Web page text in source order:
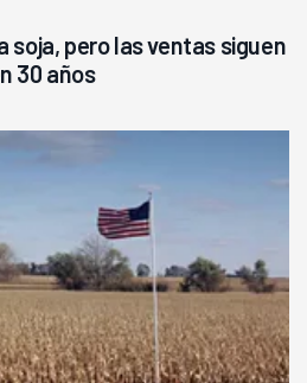
soja, pero las ventas siguen
30 años